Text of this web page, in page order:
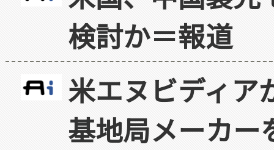
検討か＝報道
米エヌビディア
基地局メーカー